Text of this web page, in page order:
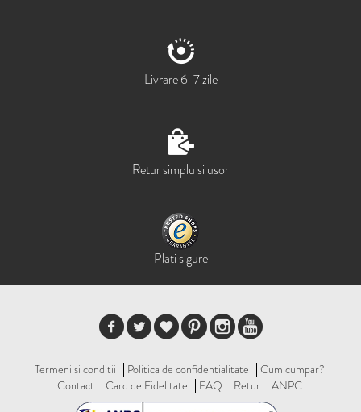
Livrare 6-7 zile
Retur simplu si usor
Plati sigure
Termeni si conditii Politica de confidentialitate
Cum cumpar?
Contact
Card de Fidelitate FAQ Retur ANPC